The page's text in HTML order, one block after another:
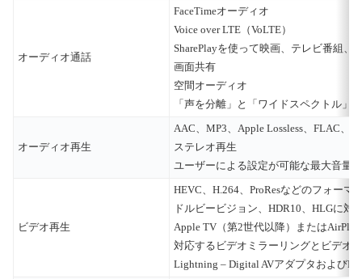
オーディオ通話
FaceTimeオーディオ
Voice over LTE（VoLTE）
SharePlayを使って映画、テレビ番組、
画面共有
空間オーディオ
「声を分離」と「ワイドスペクトル」
オーディオ再生
AAC、MP3、Apple Lossless、FLAC、
ステレオ再生
ユーザーによる設定が可能な最大音量
ビデオ再生
HEVC、H.264、ProResなどのフォーマ
ドルビービジョン、HDR10、HLGに対
Apple TV（第2世代以降）または
対応するビデオミラーリングとビデオ
Lightning – Digital AVアダプタおよび